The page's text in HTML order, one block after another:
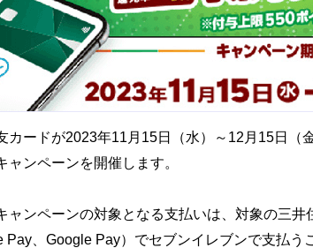
カードが2023年11月15日（水）～12月15日（
ャンペーンを開催します。
ャンペーンの対象となる支払いは、対象の三
Pay、Google Pay）でセブンイレブンで支払う